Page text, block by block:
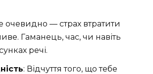
очевидно — страх втратити
Гаманець, час, чи навіть
речі.
: Відчуття того, що тебе